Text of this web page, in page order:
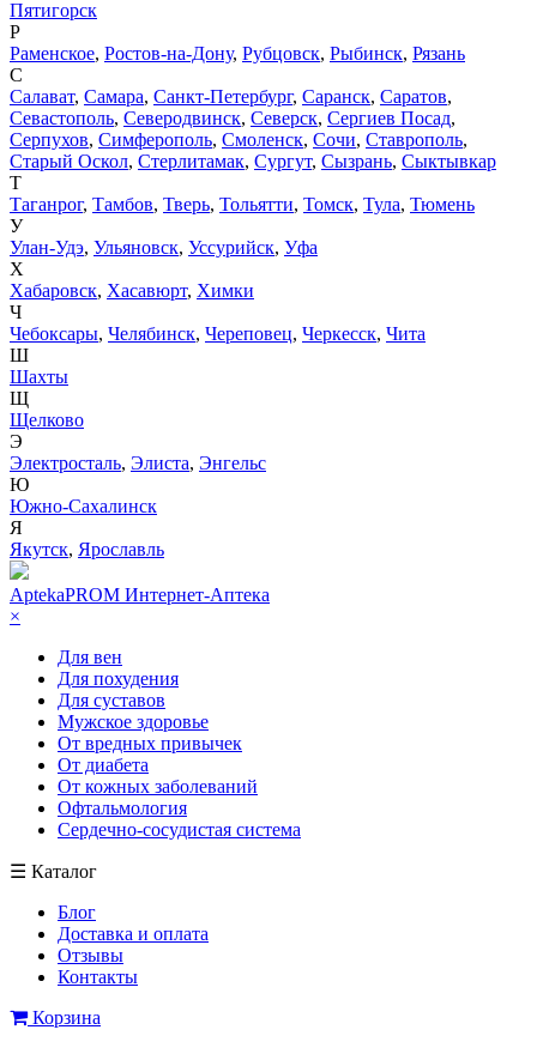
Пятигорск
Р
Раменское, Ростов-на-Дону, Рубцовск, Рыбинск, Рязань
С
Салават, Самара, Санкт-Петербург, Саранск, Саратов,
Севастополь, Северодвинск, Северск, Сергиев Посад,
Серпухов, Симферополь, Смоленск, Сочи, Ставрополь,
Старый Оскол, Стерлитамак, Сургут, Сызрань, Сыктывкар
Т
Таганрог, Тамбов, Тверь, Тольятти, Томск, Тула, Тюмень
У
Улан-Удэ, Ульяновск, Уссурийск, Уфа
Х
Хабаровск, Хасавюрт, Химки
Ч
Чебоксары, Челябинск, Череповец, Черкесск, Чита
Ш
Шахты
Щ
Щелково
Э
Электросталь, Элиста, Энгельс
Ю
Южно-Сахалинск
Я
Якутск, Ярославль
AptekaPROM Интернет-Аптека
×
Для вен
Для похудения
Для суставов
Мужское здоровье
От вредных привычек
От диабета
От кожных заболеваний
Офтальмология
Сердечно-сосудистая система
☰ Каталог
Блог
Доставка и оплата
Отзывы
Контакты
Корзина